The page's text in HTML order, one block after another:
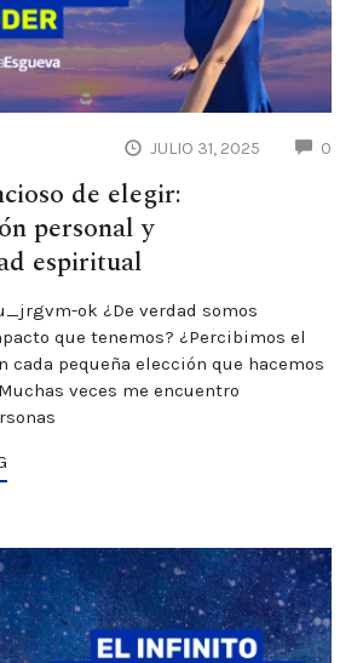
JULIO 31, 2025 0
de elegir:
personal y
espiritual
ok ¿De verdad somos
que tenemos? ¿Percibimos el
cada pequeña elección que hacemos
veces me encuentro